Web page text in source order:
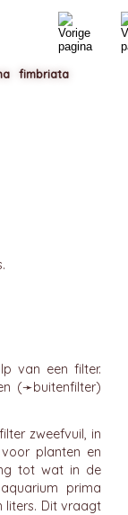
van een filter.
(➛buitenfilter)
zweefvuil, in
planten en
tot wat in de
prima
liters. Dit vraagt
fimbriata